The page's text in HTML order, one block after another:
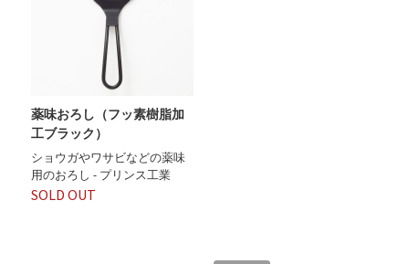
薬味おろし（フッ素樹脂加
工ブラック）
ショウガやワサビなどの薬味
用のおろし - プリンス工業
SOLD OUT